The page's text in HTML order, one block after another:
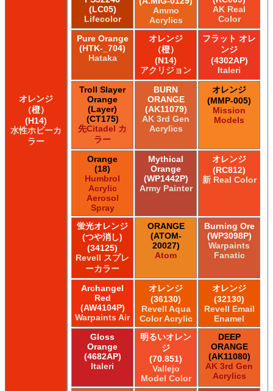
オレンジ
（橙）
(H14)
水性ホビーカ
ラー
(LC05)
Lifecolor
Ammo
Acrylics
AK Real
Color
Pure Orange
(HTK-_704)
Hataka
オレンジ
（橙）
(N14)
アクリジョン
フラット オレ
ンジ
(4302AP)
Italeri
Troll Slayer
Orange
(Layer)
(CT175)
先Citadel カ
ラー
BURN
ORANGE
(AK11079)
AK 3rd Gen
Acrylics
オレンジ
(MMP-005)
Mission
Models
Orange
(18)
Humbrol
Acrylic
Aerosol
Spray
Mythical
Orange
(WP1442P)
Army Painter
オレンジ
(RC812)
新 Real Color
蛍光オレンジ
(つや消し)
(34125)
Revell スプレ
ーカラー
ORANGE
(ATOM-
20027)
Atom
Burning Ore
(WP3098P)
Warpaints
Fanatic
Archangel
Red
(AW4104P)
Warpaints Air
オレンジ
(36130)
Revell Aqua
Color Acrylic
オレンジ
(32130)
Revell Email
Enamel
Gloss
Orange
(4682AP)
Italeri
明るいオレン
ジ
(70.851)
Vallejo
Model Color
DEEP
ORANGE
(AK11080)
AK 3rd Gen
Acrylics